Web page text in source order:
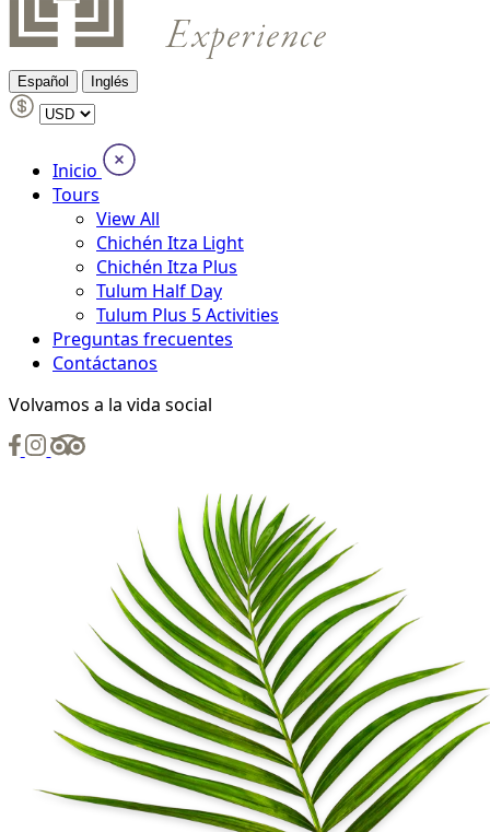
Español Inglés
Inicio
Tours
View All
Chichén Itza Light
Chichén Itza Plus
Tulum Half Day
Tulum Plus 5 Activities
Preguntas frecuentes
Contáctanos
Volvamos a la vida social